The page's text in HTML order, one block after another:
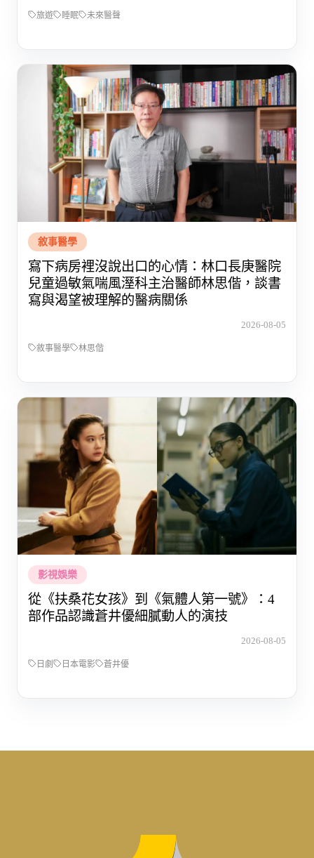
旅遊 睡眠 未來醫聲
敘事醫學
寫下病房裡沒說出口的心情：林口長庚醫院
兒童過敏氣喘風溼科主治醫師林思偕，談書
寫與渴望被理解的醫病關係
2026-08-05
敘事醫學 林思偕
影視娛樂
從《扶桑花女孩》到《氣體人第一號》：4
部作品認識蒼井優細膩動人的演技
2026-08-05
日劇 日本電影 蒼井優